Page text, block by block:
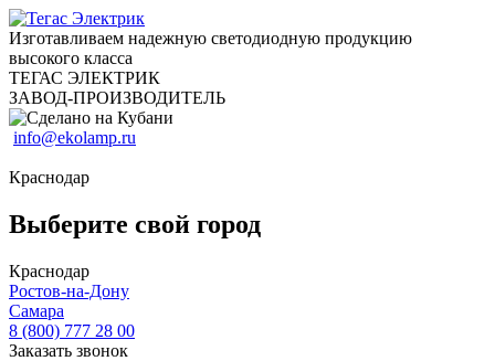
Изготавливаем надежную светодиодную продукцию
высокого класса
ТЕГАС ЭЛЕКТРИК
ЗАВОД-ПРОИЗВОДИТЕЛЬ
info@ekolamp.ru
Краснодар
Выберите свой город
Краснодар
Ростов-на-Дону
Самара
8 (800) 777 28 00
Заказать звонок